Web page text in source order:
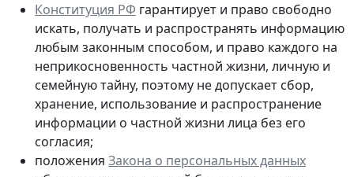
Конституция РФ гарантирует и право свободно
искать, получать и распространять информацию
любым законным способом, и право каждого на
неприкосновенность частной жизни, личную и
семейную тайну, поэтому не допускает сбор,
хранение, использование и распространение
информации о частной жизни лица без его
согласия;
положения Закона о персональных данных